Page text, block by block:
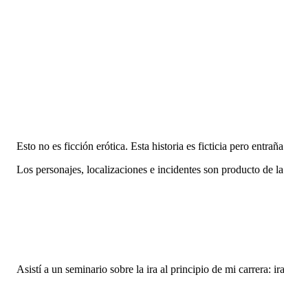
Esto no es ficción erótica. Esta historia es ficticia pero
Los personajes, localizaciones e incidentes son producto de
Asistí a un seminario sobre la ira al principio de mi carrera: